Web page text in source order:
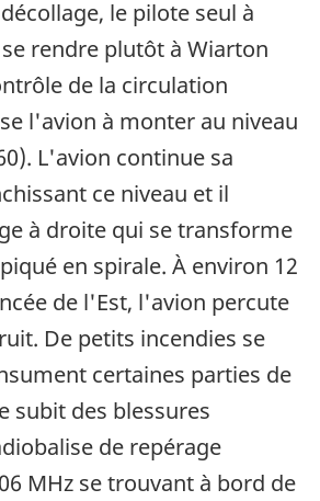
le pilote seul à
rendre plutôt à Wiarton
de la circulation
l'avion à monter au niveau
L'avion continue sa
ce niveau et il
à droite qui se transforme
en spirale. À environ 12
de l'Est, l'avion percute
De petits incendies se
certaines parties de
subit des blessures
de repérage
MHz se trouvant à bord de